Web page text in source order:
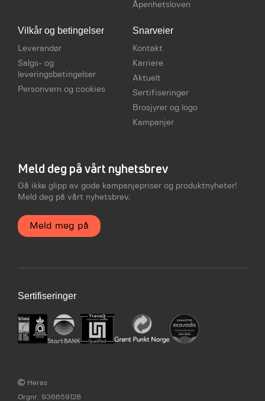
Åpenhetsloven
Vilkår og betingelser
Leverandør
Salgs- og
leveringsbetingelser
Personvern og cookies
Snarveier
Kontakt
Karriere
Aktuelt
Sertifiseringer
Brosjyrer og logo
Kampanjer
Meld deg på vårt nyhetsbrev
Gå ikke glipp av gode kampanjepriser og produktnyheter!
Meld deg på vårt nyhetsbrev.
Meld meg på
Sertifiseringer
Heras
Orgnr. 936659128